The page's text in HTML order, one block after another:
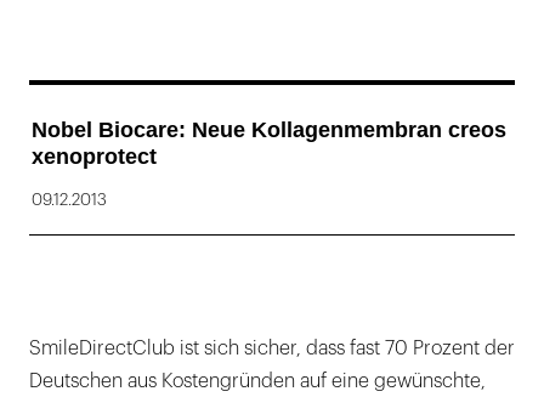
Nobel Biocare: Neue Kollagenmembran creos
xenoprotect
09.12.2013
SmileDirectClub ist sich sicher, dass fast 70 Prozent der
Deutschen aus Kostengründen auf eine gewünschte,